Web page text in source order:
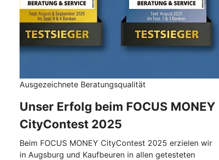
Ausgezeichnete Beratungsqualität
Unser Erfolg beim FOCUS MONEY
CityContest 2025
Beim FOCUS MONEY CityContest 2025 erzielen wir
in Augsburg und Kaufbeuren in allen getesteten